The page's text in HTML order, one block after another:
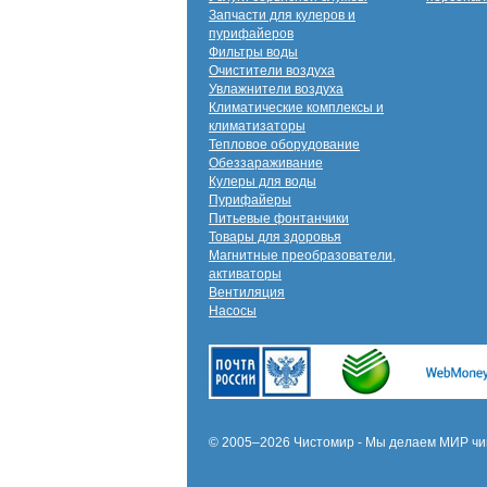
Запчасти для кулеров и
пурифайеров
Фильтры воды
Очистители воздуха
Увлажнители воздуха
Климатические комплексы и
климатизаторы
Тепловое оборудование
Обеззараживание
Кулеры для воды
Пурифайеры
Питьевые фонтанчики
Товары для здоровья
Магнитные преобразователи,
активаторы
Вентиляция
Насосы
© 2005–2026 Чистомир - Мы делаем МИР